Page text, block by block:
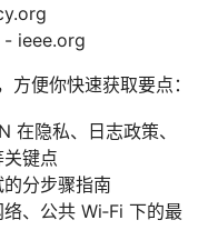
- ieee.org
便你快速获取要点：
在隐私、日志政策、
键点
分步骤指南
、公共 Wi‑Fi 下的最